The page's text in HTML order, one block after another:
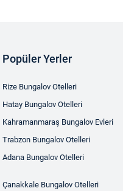
Popüler Yerler
Rize Bungalov Otelleri
Hatay Bungalov Otelleri
Kahramanmaraş Bungalov Evleri
Trabzon Bungalov Otelleri
Adana Bungalov Otelleri
Çanakkale Bungalov Otelleri